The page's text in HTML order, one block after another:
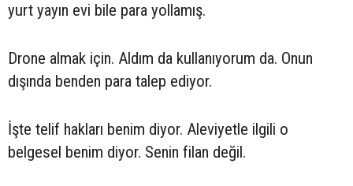
yurt yayın evi bile para yollamış.
Drone almak için. Aldım da kullanıyorum da. Onun
dışında benden para talep ediyor.
İşte telif hakları benim diyor. Aleviyetle ilgili o
belgesel benim diyor. Senin filan değil.